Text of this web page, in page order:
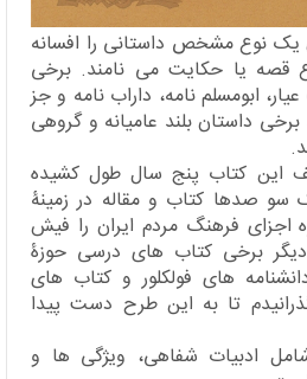
یک نوع مشخص داستانی را افسانه
قصه یا حکایت می نامند. برخی
ابومسلم نامه، داراب نامه و جز
برخی داستان بلند عامیانه و گروهی
این کتاب پنج سال طول کشیده
سو صدها کتاب و مقاله در زمینۀ
اجزای فرهنگ مردم ایران را فیش
برخی کتاب های درسی حوزۀ
های فولکلور و کتاب های
تا به این طرح دست پیدا
ادبیات شفاهی، ویژگی ها و